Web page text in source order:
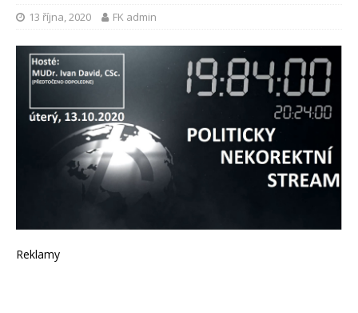
13 října, 2020 FK admin
Reklamy